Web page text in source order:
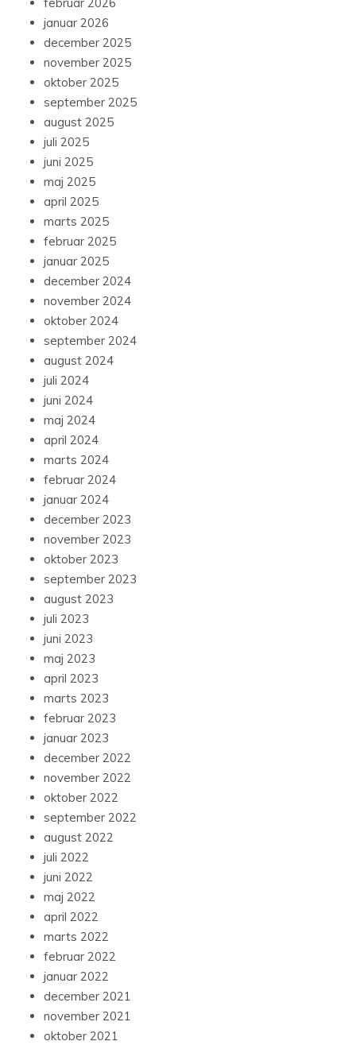
januar 2026
december 2025
november 2025
oktober 2025
september 2025
august 2025
juli 2025
juni 2025
maj 2025
april 2025
marts 2025
februar 2025
januar 2025
december 2024
november 2024
oktober 2024
september 2024
august 2024
juli 2024
juni 2024
maj 2024
april 2024
marts 2024
februar 2024
januar 2024
december 2023
november 2023
oktober 2023
september 2023
august 2023
juli 2023
juni 2023
maj 2023
april 2023
marts 2023
februar 2023
januar 2023
december 2022
november 2022
oktober 2022
september 2022
august 2022
juli 2022
juni 2022
maj 2022
april 2022
marts 2022
februar 2022
januar 2022
december 2021
november 2021
oktober 2021